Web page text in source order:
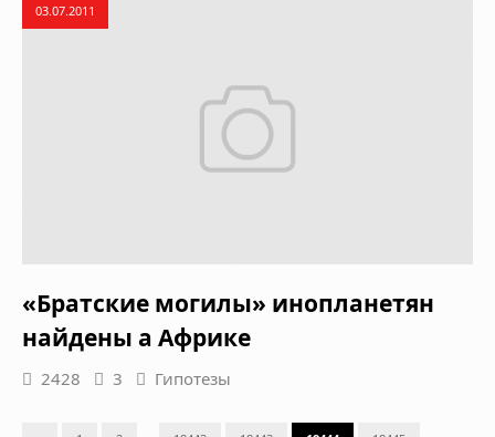
03.07.2011
«Братские могилы» инопланетян
найдены а Африке
2428 3 Гипотезы